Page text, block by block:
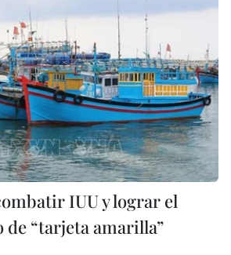
IUU y lograr el
“tarjeta amarilla”